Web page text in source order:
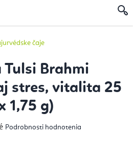
čaje
Brahmi
stres, vitalita 25
1,75 g)
Podrobnosti hodnotenia